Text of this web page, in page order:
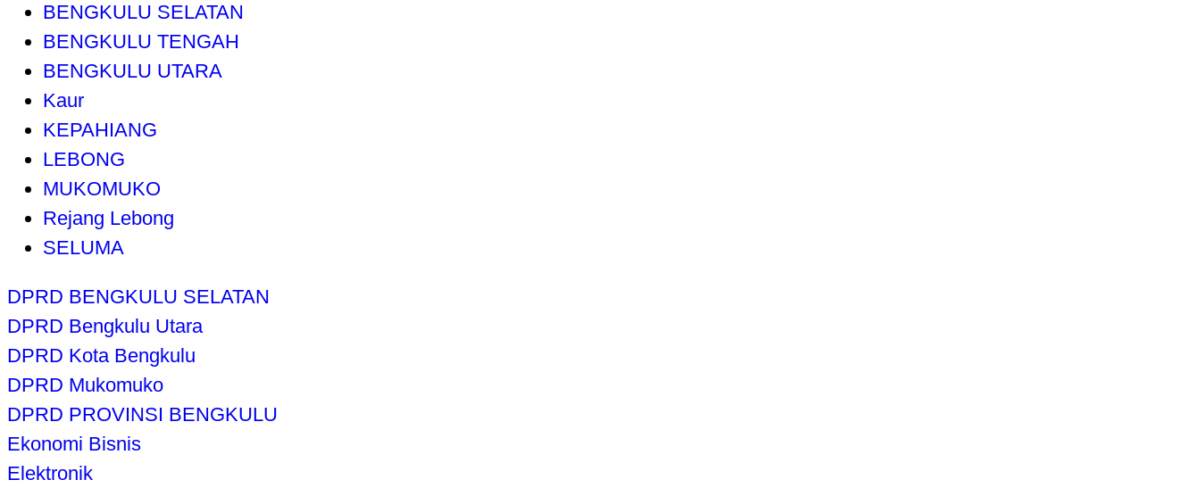
BENGKULU SELATAN
BENGKULU TENGAH
BENGKULU UTARA
Kaur
KEPAHIANG
LEBONG
MUKOMUKO
Rejang Lebong
SELUMA
DPRD BENGKULU SELATAN
DPRD Bengkulu Utara
DPRD Kota Bengkulu
DPRD Mukomuko
DPRD PROVINSI BENGKULU
Ekonomi Bisnis
Elektronik